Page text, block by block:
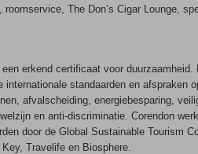
roomservice, The Don’s Cigar Lounge,
erkend certificaat voor duurzaamheid.
internationale standaarden en afspraken
afvalscheiding, energiebesparing,
en anti-discriminatie. Corendon
door de Global Sustainable Tourism
Travelife en Biosphere.